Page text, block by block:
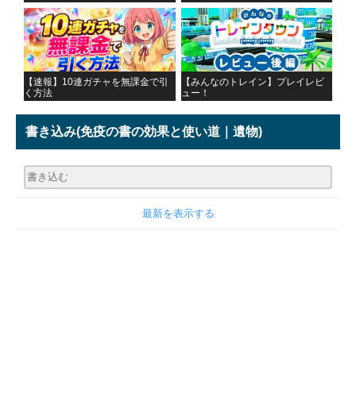
【速報】10連ガチャを無課金で引
く方法
【みんなのトレイン】プレイレビ
ュー！
書き込み(免疫の書の効果と使い道｜遺物)
最新を表示する